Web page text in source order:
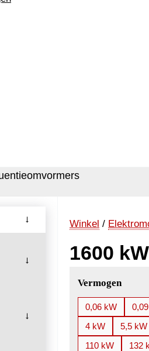
→
→
→
Winkel /
1600
Vermogen
0,06 kW
4 kW
5,5 kW
110 kW
132